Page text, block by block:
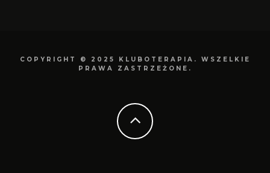
COPYRIGHT © 2025 KLUBOTERAPIA. WSZELKIE
PRAWA ZASTRZEŻONE.